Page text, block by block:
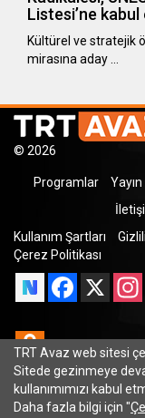
Listesi’ne kabul
Kültürel ve stratejik
mirasına aday …
© 2026
Programlar Yayın
Kullanım Şartları
Çerez Politikası
Facebook
X
Odnoklassniki
TRT Avaz web sitesi
Sitede gezinmeye
kullanımımızı kabul
Daha fazla bilgi için "